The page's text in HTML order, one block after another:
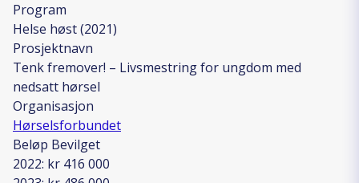
Program
Helse høst (2021)
Prosjektnavn
Tenk fremover! – Livsmestring for ungdom med
nedsatt hørsel
Organisasjon
Hørselsforbundet
Beløp Bevilget
2022: kr 416 000